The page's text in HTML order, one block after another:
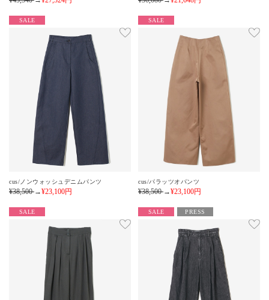
SALE
cus/ノンウォッシュデニムパンツ
¥38,500→¥23,100円
SALE
cus/パラッツオパンツ
¥38,500→¥23,100円
SALE SALE PRESS